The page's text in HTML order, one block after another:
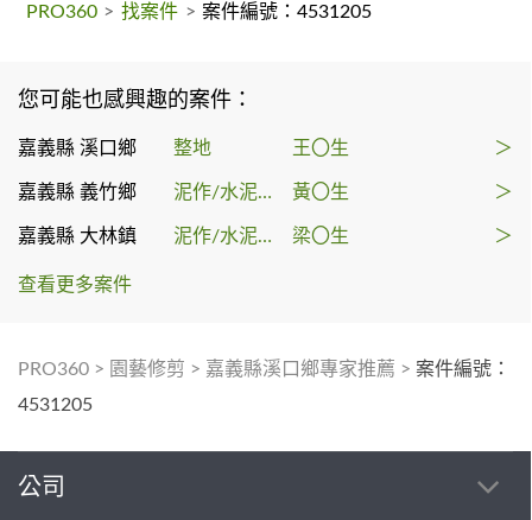
PRO360 > 找案件 > 案件編號：4531205
您可能也感興趣的案件：
嘉義縣 溪口鄉 整地 王〇生 ＞
嘉義縣 義竹鄉 泥作/水泥施工 黃〇生 ＞
嘉義縣 大林鎮 泥作/水泥施工 梁〇生 ＞
查看更多案件
PRO360 > 園藝修剪 > 嘉義縣溪口鄉專家推薦 > 案件編號：
4531205
公司